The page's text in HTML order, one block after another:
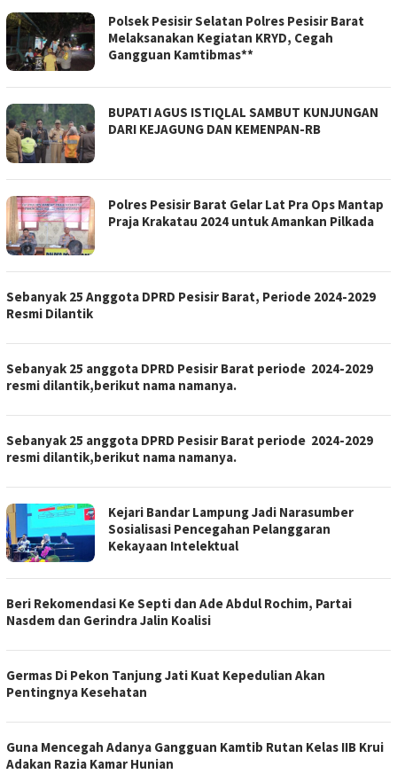
Polsek Pesisir Selatan Polres Pesisir Barat
Melaksanakan Kegiatan KRYD, Cegah
Gangguan Kamtibmas**
BUPATI AGUS ISTIQLAL SAMBUT KUNJUNGAN
DARI KEJAGUNG DAN KEMENPAN-RB
Polres Pesisir Barat Gelar Lat Pra Ops Mantap
Praja Krakatau 2024 untuk Amankan Pilkada
Sebanyak 25 Anggota DPRD Pesisir Barat, Periode 2024-2029
Resmi Dilantik
Sebanyak 25 anggota DPRD Pesisir Barat periode 2024-2029
resmi dilantik,berikut nama namanya.
Sebanyak 25 anggota DPRD Pesisir Barat periode 2024-2029
resmi dilantik,berikut nama namanya.
Kejari Bandar Lampung Jadi Narasumber
Sosialisasi Pencegahan Pelanggaran
Kekayaan Intelektual
Beri Rekomendasi Ke Septi dan Ade Abdul Rochim, Partai
Nasdem dan Gerindra Jalin Koalisi
Germas Di Pekon Tanjung Jati Kuat Kepedulian Akan
Pentingnya Kesehatan
Guna Mencegah Adanya Gangguan Kamtib Rutan Kelas IIB Krui
Adakan Razia Kamar Hunian